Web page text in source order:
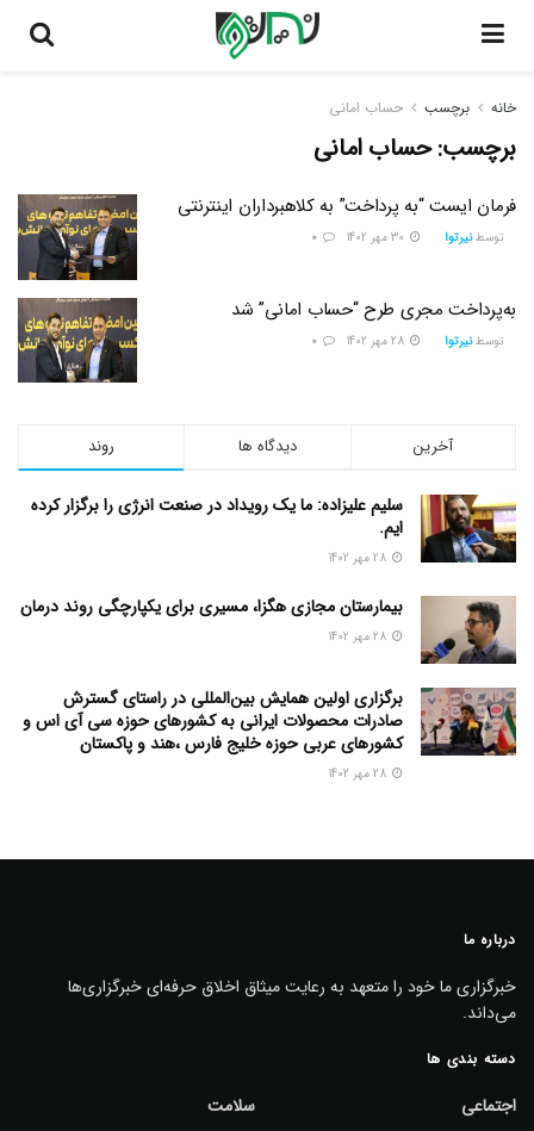
خانه برچسب حساب امانی
برچسب:حساب امانی
فرمان ایست “به پرداخت” به کلاهبرداران اینترنتی
توسط نیرتوا
به‌پرداخت مجری طرح “حساب امانی” شد
توسط نیرتوا
روند دیدگاه ها آخرین
سلیم علیزاده: ما یک رویداد در صنعت انرژی را برگزار کرده
ایم.
بیمارستان مجازی هگزا، مسیری برای یکپارچگی روند درمان
برگزاری اولین همایش بین‌المللی در راستای گسترش
صادرات محصولات ایرانی به کشورهای حوزه سی آی اس و
کشورهای عربی حوزه خلیج فارس ،هند و پاکستان
درباره ما
خبرگزاری ما خود را متعهد به رعایت میثاق اخلاق حرفه‌ای خبرگزاری‌ها
می‌داند.
دسته بندی ها
اجتماعی
سلامت